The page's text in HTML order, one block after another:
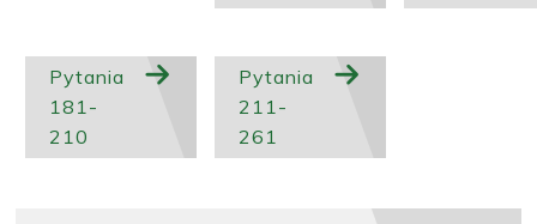
Pytania
181-
210
Pytania
211-
261